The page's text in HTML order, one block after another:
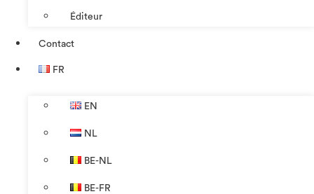
Éditeur
Contact
FR
EN
NL
BE-NL
BE-FR